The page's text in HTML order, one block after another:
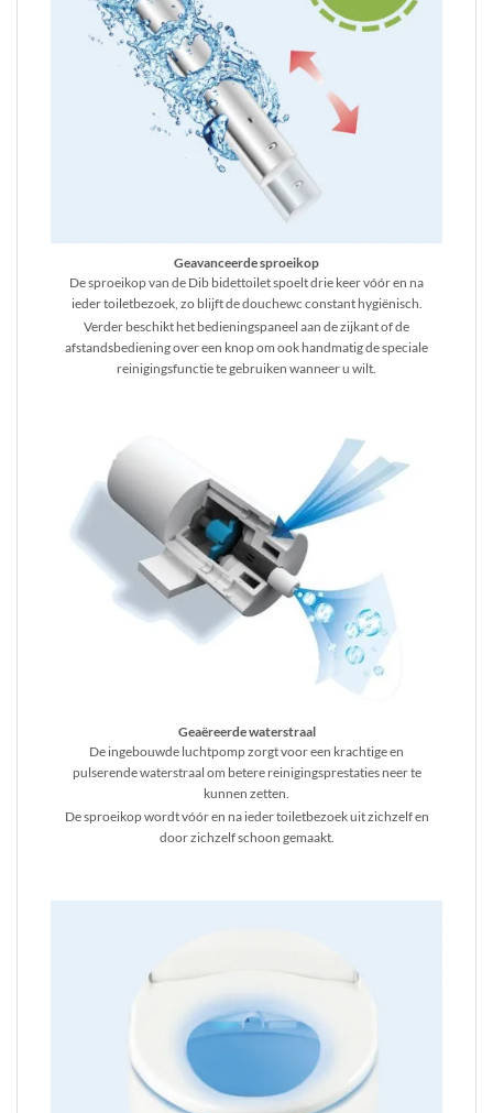
Geavanceerde sproeikop
De sproeikop van de Dib bidettoilet spoelt drie keer vóór en na
ieder toiletbezoek, zo blijft de douchewc constant hygiënisch.
Verder beschikt het bedieningspaneel aan de zijkant of de
afstandsbediening over een knop om ook handmatig de speciale
reinigingsfunctie te gebruiken wanneer u wilt.
Geaëreerde waterstraal
De ingebouwde luchtpomp zorgt voor een krachtige en
pulserende waterstraal om betere reinigingsprestaties neer te
kunnen zetten.
De sproeikop wordt vóór en na ieder toiletbezoek uit zichzelf en
door zichzelf schoon gemaakt.